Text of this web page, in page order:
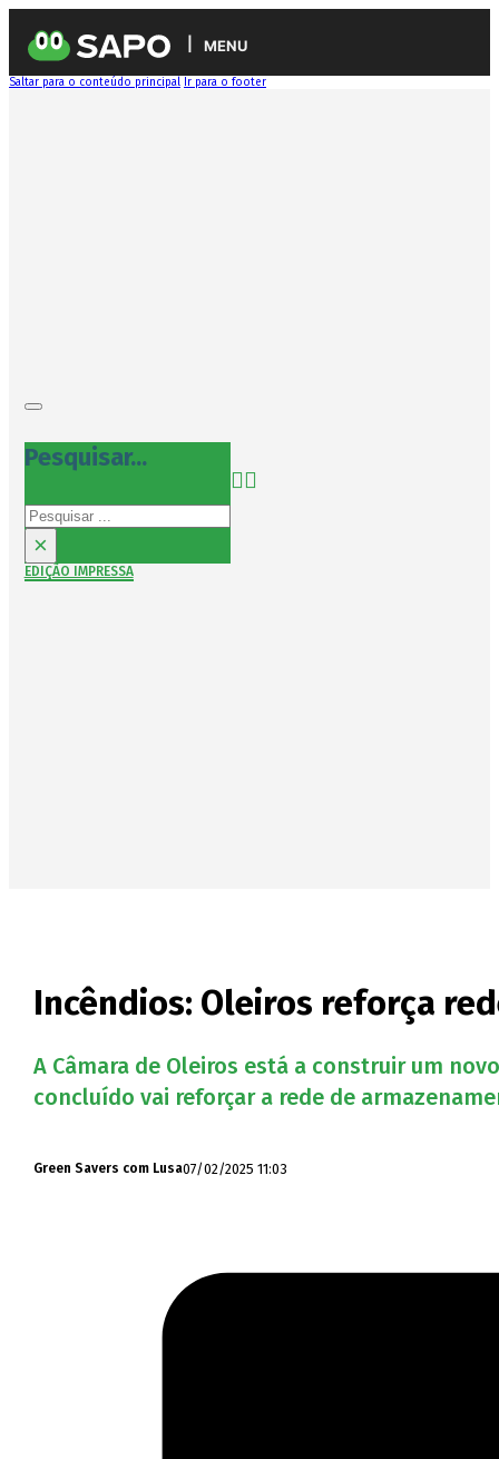
MENU
Saltar para o conteúdo principal Ir para o footer
Pesquisar...
Pesquisar
×
EDIÇÃO IMPRESSA
Incêndios: Oleiros reforça
A Câmara de Oleiros está a construir um
concluído vai reforçar a rede de
Green Savers com Lusa07/02/2025 11:03